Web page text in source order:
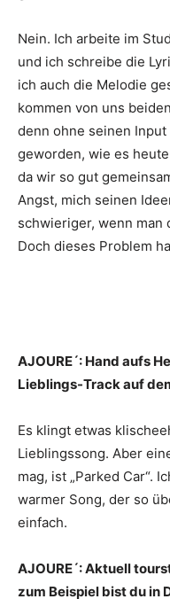
Nein. Ich arbeite im
und ich schreibe die
ich auch die Melodie
kommen von uns
denn ohne seinen
geworden, wie es
da wir so gut
Angst, mich seinen
schwieriger, wenn man
Doch dieses Problem
AJOURE´: Hand aufs
Lieblings-Track auf
Es klingt etwas
Lieblingssong. Aber
mag, ist „Parked Car“.
warmer Song, der so
einfach.
AJOURE´: Aktuell
zum Beispiel bist du in